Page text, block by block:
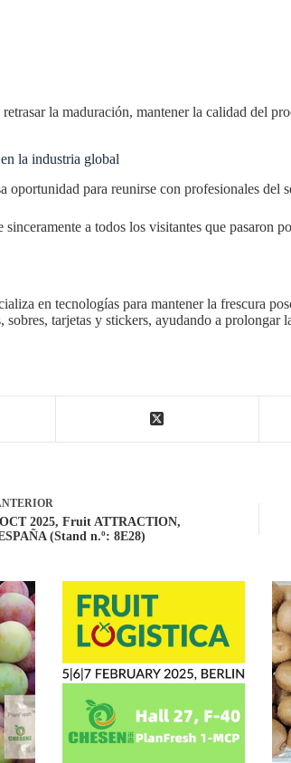
retrasar la maduración, mantener la calidad del
la industria global
oportunidad para reunirse con profesionales del
sinceramente a todos los visitantes que pasaron
en tecnologías para mantener la frescura
tarjetas y stickers, ayudando a
2025, Fruit ATTRACTION,
(Stand n.º: 8E28)